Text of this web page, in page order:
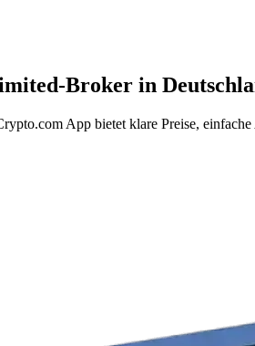
Broker in
App bietet klare Preise,